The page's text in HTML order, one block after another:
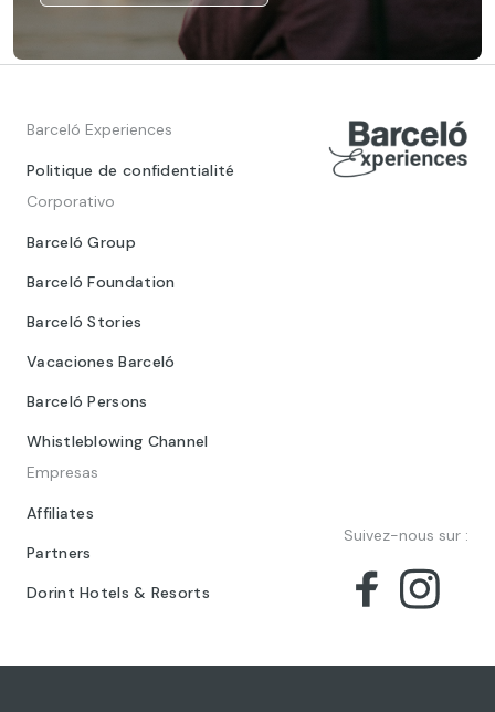
Barceló Experiences
Politique de confidentialité
Corporativo
Barceló Group
Barceló Foundation
Barceló Stories
Vacaciones Barceló
Barceló Persons
Whistleblowing Channel
Empresas
Affiliates
Partners
Dorint Hotels & Resorts
Suivez-nous sur :